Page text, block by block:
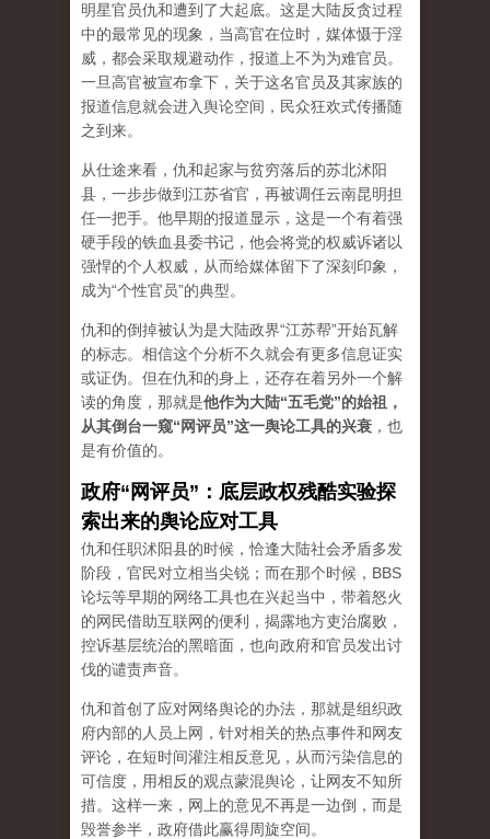
明星官员仇和遭到了大起底。这是大陆反贪过程
中的最常见的现象，当高官在位时，媒体慑于淫
威，都会采取规避动作，报道上不为为难官员。
一旦高官被宣布拿下，关于这名官员及其家族的
报道信息就会进入舆论空间，民众狂欢式传播随
之到来。
从仕途来看，仇和起家与贫穷落后的苏北沭阳
县，一步步做到江苏省官，再被调任云南昆明担
任一把手。他早期的报道显示，这是一个有着强
硬手段的铁血县委书记，他会将党的权威诉诸以
强悍的个人权威，从而给媒体留下了深刻印象，
成为“个性官员”的典型。
仇和的倒掉被认为是大陆政界“江苏帮”开始瓦解
的标志。相信这个分析不久就会有更多信息证实
或证伪。但在仇和的身上，还存在着另外一个解
读的角度，那就是他作为大陆“五毛党”的始祖，
从其倒台一窥“网评员”这一舆论工具的兴衰 ，也
是有价值的。
政府“网评员”：底层政权残酷实验探
索出来的舆论应对工具
仇和任职沭阳县的时候，恰逢大陆社会矛盾多发
阶段，官民对立相当尖锐；而在那个时候，BBS
论坛等早期的网络工具也在兴起当中，带着怒火
的网民借助互联网的便利，揭露地方吏治腐败，
控诉基层统治的黑暗面，也向政府和官员发出讨
伐的谴责声音。
仇和首创了应对网络舆论的办法，那就是组织政
府内部的人员上网，针对相关的热点事件和网友
评论，在短时间灌注相反意见，从而污染信息的
可信度，用相反的观点蒙混舆论，让网友不知所
措。这样一来，网上的意见不再是一边倒，而是
毁誉参半，政府借此赢得周旋空间。